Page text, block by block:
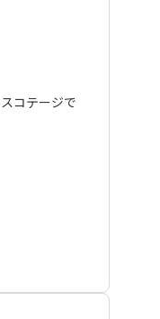
コテージで